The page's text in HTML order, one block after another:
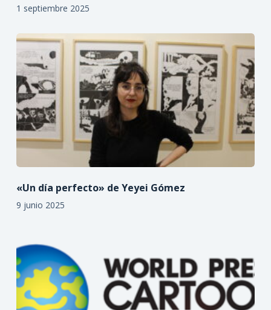
1 septiembre 2025
«Un día perfecto» de Yeyei Gómez
9 junio 2025